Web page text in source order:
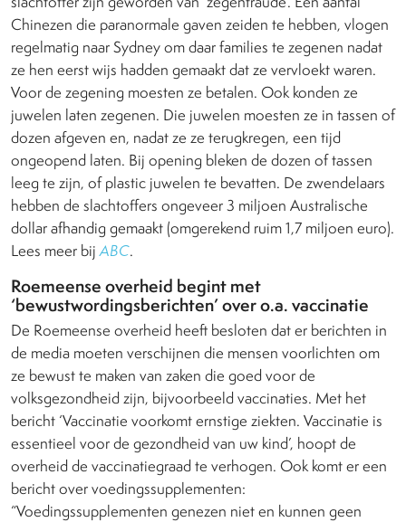
Chinezen die paranormale gaven zeiden te hebben, vlogen
regelmatig naar Sydney om daar families te zegenen nadat
ze hen eerst wijs hadden gemaakt dat ze vervloekt waren.
Voor de zegening moesten ze betalen. Ook konden ze
juwelen laten zegenen. Die juwelen moesten ze in tassen of
dozen afgeven en, nadat ze ze terugkregen, een tijd
ongeopend laten. Bij opening bleken de dozen of tassen
leeg te zijn, of plastic juwelen te bevatten. De zwendelaars
hebben de slachtoffers ongeveer 3 miljoen Australische
dollar afhandig gemaakt (omgerekend ruim 1,7 miljoen euro).
Lees meer bijABC.
Roemeense overheid begint met
‘bewustwordingsberichten’ over o.a. vaccinatie
De Roemeense overheid heeft besloten dat er berichten in
de media moeten verschijnen die mensen voorlichten om
ze bewust te maken van zaken die goed voor de
volksgezondheid zijn, bijvoorbeeld vaccinaties. Met het
bericht ‘Vaccinatie voorkomt ernstige ziekten. Vaccinatie is
essentieel voor de gezondheid van uw kind’, hoopt de
overheid de vaccinatiegraad te verhogen. Ook komt er een
bericht over voedingssupplementen:
“Voedingssupplementen genezen niet en kunnen geen